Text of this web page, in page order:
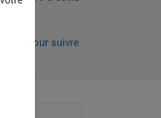
vous pour suivre